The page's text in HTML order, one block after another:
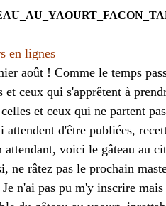
août ! Comme le temps
et ceux qui s'apprêtent à
et ceux qui ne partent
attendent d'être publiées,
voici le gâteau au
ne râtez pas le prochain
n'ai pas pu m'y inscrire